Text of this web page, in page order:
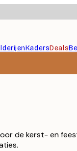
KadersDeals
de kerst- en